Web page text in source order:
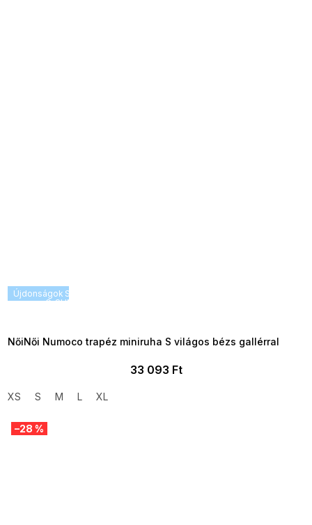
Újdonságok SUMMER SALE -35% ?
G_SUMMER35:35:HUF:P:f!2026-
NőiNői Numoco trapéz miniruha S világos bézs gallérral
33 093 Ft
XS S M L XL
–28 %